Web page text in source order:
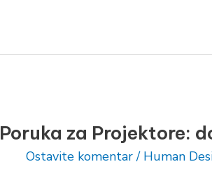
Poruka za Projektore:
Ostavite komentar / Human
Poruka